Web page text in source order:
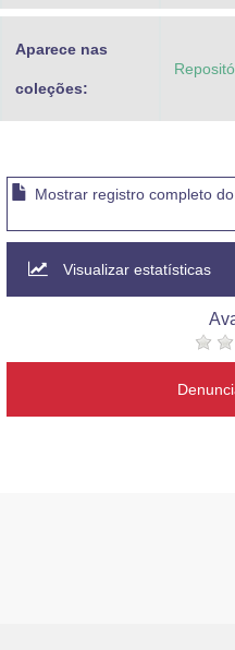
Aparece nas
coleções:
Mostrar registro completo
Visualizar estatísticas